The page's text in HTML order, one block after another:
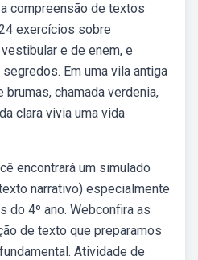
compreensão de textos
exercícios sobre
e de enem, e
Em uma vila antiga
brumas, chamada verdenia,
clara vivia uma vida
encontrará um simulado
narrativo) especialmente
do 4º ano. Webconfira as
de texto que preparamos
Atividade de